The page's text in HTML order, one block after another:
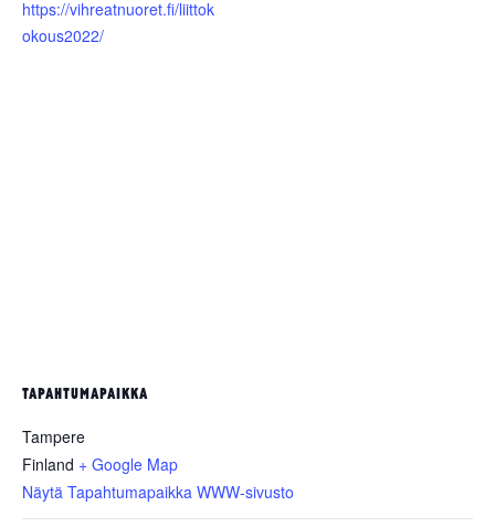
https://vihreatnuoret.fi/liittok
okous2022/
TAPAHTUMAPAIKKA
Tampere
Finland + Google Map
Näytä Tapahtumapaikka WWW-sivusto